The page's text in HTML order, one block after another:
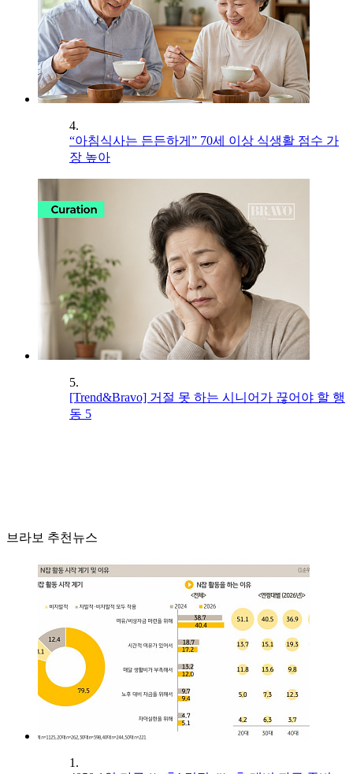
4.
“아침식사는 든든하게” 70세 이상 식생활 점수 가
장 높아
5.
[Trend&Bravo] 거절 못 하는 시니어가 끊어야 할 행
동 5
브라보 추천뉴스
1.